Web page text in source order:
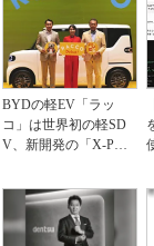
BYDの軽EV「ラッ
コ」は世界初の軽SD
V、新開発の「X-PAC